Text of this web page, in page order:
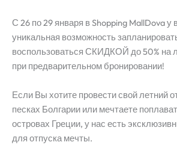
С 26 по 29 января в Shopping MallDova у
уникальная возможность
воспользоваться СКИДКОЙ до 50% на
при предварительном бронировании!
Если Вы хотите провести свой летний
песках Болгарии или мечтаете
островах Греции, у нас есть
для отпуска мечты.